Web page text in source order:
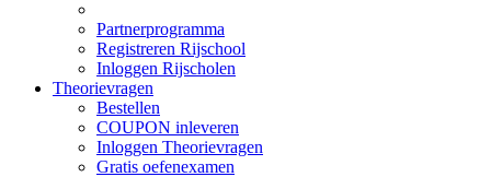
Partnerprogramma
Registreren Rijschool
Inloggen Rijscholen
Theorievragen
Bestellen
COUPON inleveren
Inloggen Theorievragen
Gratis oefenexamen